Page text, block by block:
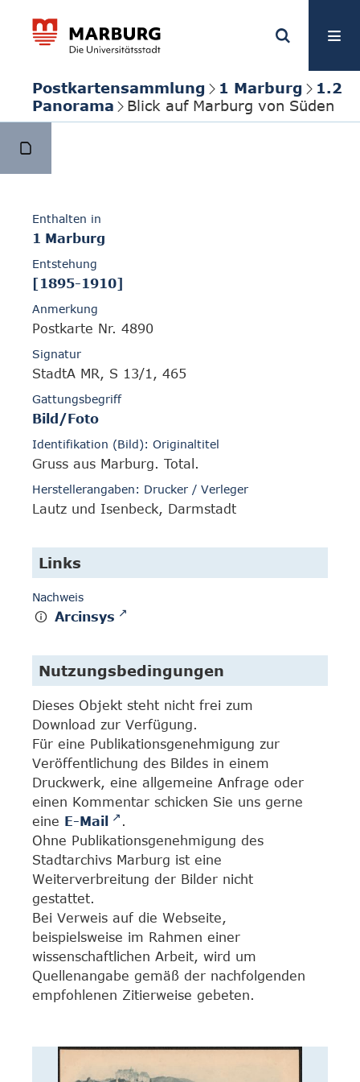
Postkartensammlung 1 Marburg
1.2
Panorama
Blick auf Marburg von Süden
Enthalten in
1 Marburg
Entstehung
[1895-1910]
Anmerkung
Postkarte Nr. 4890
Signatur
StadtA MR, S 13/1, 465
Gattungsbegriff
Bild/Foto
Identifikation (Bild): Originaltitel
Gruss aus Marburg. Total.
Herstellerangaben: Drucker / Verleger
Lautz und Isenbeck, Darmstadt
Links
Nachweis
Arcinsys
Nutzungsbedingungen
Dieses Objekt steht nicht frei zum
Download zur Verfügung.
Für eine Publikationsgenehmigung zur
Veröffentlichung des Bildes in einem
Druckwerk, eine allgemeine Anfrage oder
einen Kommentar schicken Sie uns gerne
eine E-Mail
.
Ohne Publikationsgenehmigung des
Stadtarchivs Marburg ist eine
Weiterverbreitung der Bilder nicht
gestattet.
Bei Verweis auf die Webseite,
beispielsweise im Rahmen einer
wissenschaftlichen Arbeit, wird um
Quellenangabe gemäß der nachfolgenden
empfohlenen Zitierweise gebeten.